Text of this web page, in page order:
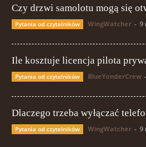
Czy drzwi samolotu mogą się
Pytania od czytelników WingWatcher - 9
Ile kosztuje licencja pilota
Pytania od czytelników BlueYonderCrew -
Dlaczego trzeba wyłączać
Pytania od czytelników WingWatcher - 9